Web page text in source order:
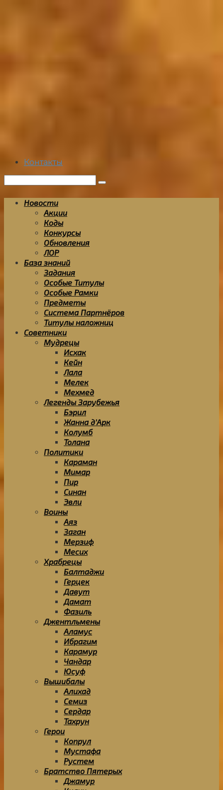
Контакты
Новости
Акции
Коды
Конкурсы
Обновления
ЛОР
База знаний
Задания
Особые Титулы
Особые Рамки
Предметы
Система Партнёров
Титулы наложниц
Советники
Мудрецы
Исхак
Кейн
Лала
Мелек
Мехмед
Легенды Зарубежья
Бэрил
Жанна д’Арк
Колумб
Толана
Политики
Караман
Мимар
Пир
Синан
Эвли
Воины
Аяз
Заган
Мерзиф
Месих
Храбрецы
Балтаджи
Герцек
Давут
Дамат
Фазиль
Джентльмены
Аламус
Ибрагим
Карамур
Чандар
Юсуф
Вышибалы
Алихад
Семиз
Сердар
Тахрун
Герои
Копрул
Мустафа
Рустем
Братство Пятерых
Джамур